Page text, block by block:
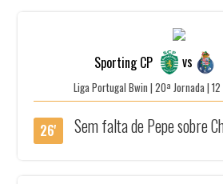
Sporting CP vs
Liga Portugal Bwin | 20ª Jornada |
26' Sem falta de Pepe sobre